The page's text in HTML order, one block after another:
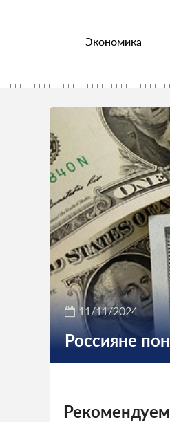
Экономика
11/11/2024
Россияне
Рекомендуем